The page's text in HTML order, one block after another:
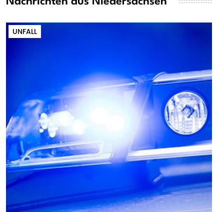
UNFALL